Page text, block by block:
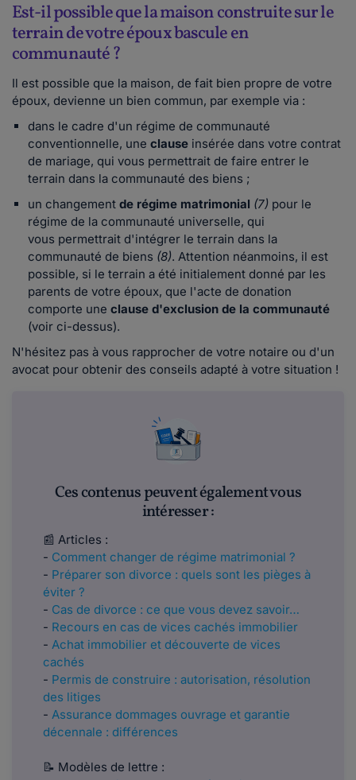
Est-il possible que la maison construite sur le
terrain de votre époux bascule en
communauté ?
Il est possible que la maison, de fait bien propre de votre
époux, devienne un bien commun, par exemple via :
dans le cadre d'un régime de communauté
conventionnelle, une clause insérée dans votre contrat
de mariage, qui vous permettrait de faire entrer le
terrain dans la communauté des biens ;
un changement de régime matrimonial (7) pour le
régime de la communauté universelle, qui
vous permettrait d'intégrer le terrain dans la
communauté de biens (8). Attention néanmoins, il est
possible, si le terrain a été initialement donné par les
parents de votre époux, que l'acte de donation
comporte une clause d'exclusion de la communauté
(voir ci-dessus).
N'hésitez pas à vous rapprocher de votre notaire ou d'un
avocat pour obtenir des conseils adapté à votre situation !
Ces contenus peuvent également vous
intéresser :
📰 Articles :
- Comment changer de régime matrimonial ?
- Préparer son divorce : quels sont les pièges à
éviter ?
- Cas de divorce : ce que vous devez savoir…
- Recours en cas de vices cachés immobilier
- Achat immobilier et découverte de vices
cachés
- Permis de construire : autorisation, résolution
des litiges
- Assurance dommages ouvrage et garantie
décennale : différences
📝 Modèles de lettre :